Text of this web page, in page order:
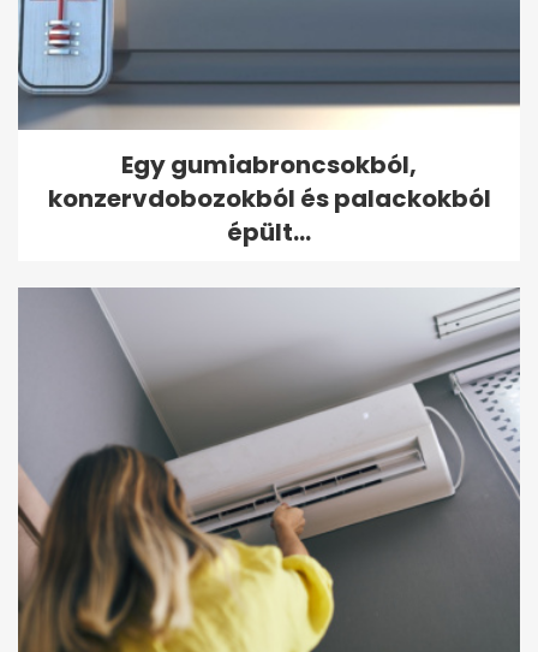
Egy gumiabroncsokból,
konzervdobozokból és palackokból
épült...